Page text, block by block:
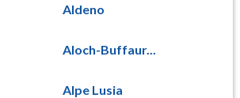
Aldeno
Aloch-Buffaur...
Alpe Lusia